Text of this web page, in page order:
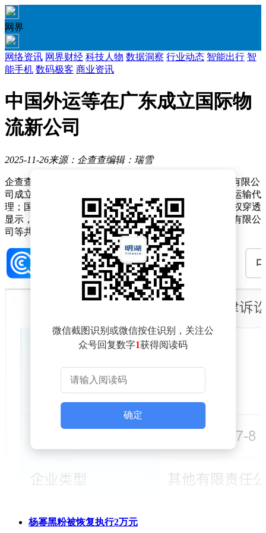
网界
网络资讯 网界财经 科技人物 数据洞察 行业动态 智能出行 智
能手机 数码极客 商业资讯
中国外运等在广东成立国际物
流新公司
2025-11-26来源：企查查编辑：瑞雪
企查查APP显示，近日，中外运铁集（广东）国际物流有限公
司成立，注册资本1000万元，经营范围包含：国内货物运输代
理；国际货物运输代理；供应链管理服务等。企查查股权穿透
显示，该公司由中国外运（601598）旗下中国外运华南有限公
司等共同持股。
微信截图识别或微信按住识别，关注公
众号回复数字1获得阅读码
确定
杨幂黑粉被恢复执行2万元